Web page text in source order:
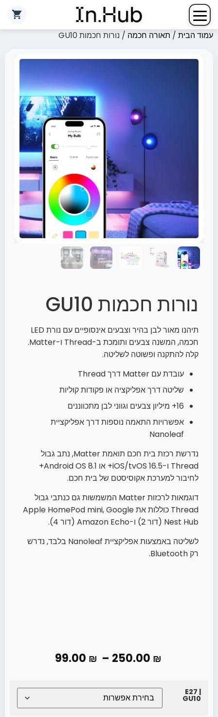
עמוד הבית / תאורה חכמה / נורות חכמות GU10
נורות חכמות GU10
99.00 ₪ – 250.00 ₪
תיהנו מאור לבן בהיר וצבעים אינסופיים עם נורת LED
חכמה, המשנה צבעים ותומכת ב-Thread ו-Matter.
קלה להתקנה ופשוטה לשליטה.
עובדת עם Matter דרך Thread
שליטה דרך אפליקציה או פקודות קוליות
16+ מיליון צבעים וגווני לבן מתכווננים
אפשרויות התאמה נוספות דרך אפליקציית
Nanoleaf
נדרשת רכזת בית חכם תואמת Matter, נתב גבול
Thread ו-iOS/tvOS 16.5+ או Android OS 8.1+
לחיבור למערכת אקוסיסטם של בית חכם.
דוגמאות לרכזות Matter המשמשות גם כנתבי גבול
Thread כוללות את Apple HomePod mini, Google
Nest Hub (דור 2) ו-Amazon Echo (דור 4).
לשליטה באמצעות אפליקציית Nanoleaf בלבד, נדרש
רק Bluetooth.
E27 |
GU10